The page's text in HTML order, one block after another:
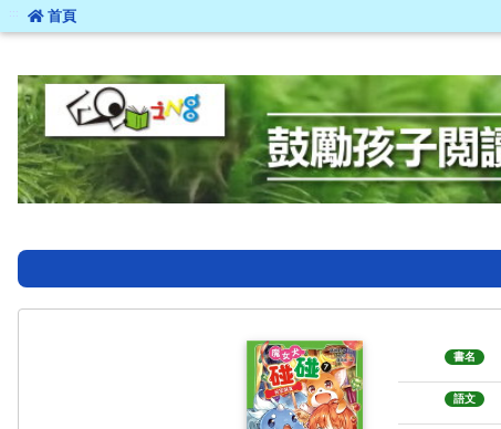
::: 首頁
書名
語文